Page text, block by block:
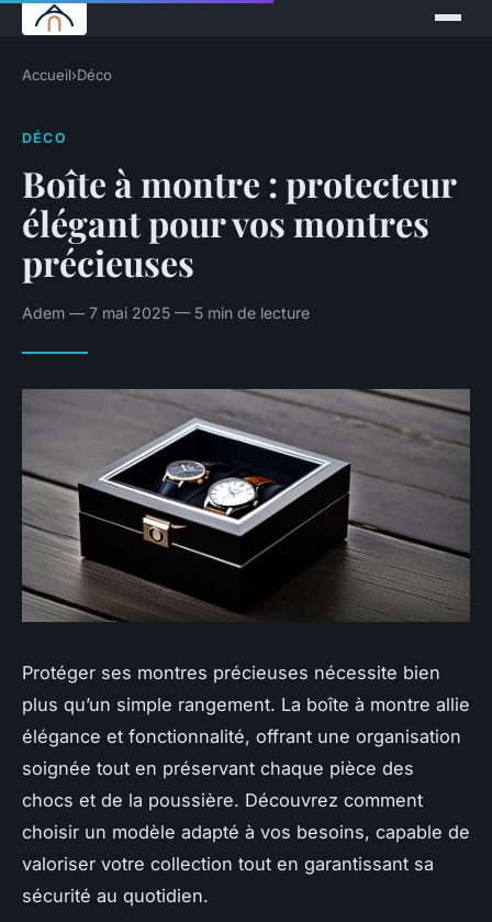
Accueil›Déco
DÉCO
Boîte à montre : protecteur
élégant pour vos montres
précieuses
Adem — 7 mai 2025 — 5 min de lecture
Protéger ses montres précieuses nécessite bien
plus qu’un simple rangement. La boîte à montre allie
élégance et fonctionnalité, offrant une organisation
soignée tout en préservant chaque pièce des
chocs et de la poussière. Découvrez comment
choisir un modèle adapté à vos besoins, capable de
valoriser votre collection tout en garantissant sa
sécurité au quotidien.